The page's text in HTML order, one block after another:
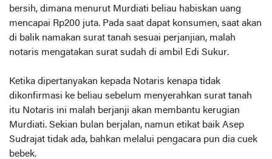
bersih, dimana menurut Murdiati beliau habiskan uang
mencapai Rp200 juta. Pada saat dapat konsumen, saat akan
di balik namakan surat tanah sesuai perjanjian, malah
notaris mengatakan surat sudah di ambil Edi Sukur.
Ketika dipertanyakan kepada Notaris kenapa tidak
dikonfirmasi ke beliau sebelum menyerahkan surat tanah
itu Notaris ini malah berjanji akan membantu kerugian
Murdiati. Sekian bulan berjalan, namun etikat baik Asep
Sudrajat tidak ada, bahkan melalui pengacara pun dia cuek
bebek.